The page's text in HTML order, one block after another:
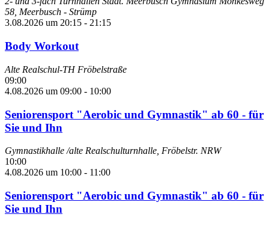
58, Meerbusch - Strümp
3.08.2026 um 20:15 - 21:15
Body Workout
Alte Realschul-TH Fröbelstraße
09:00
4.08.2026 um 09:00 - 10:00
Seniorensport "Aerobic und Gymnastik" ab 60 - für
Sie und Ihn
Gymnastikhalle /alte Realschulturnhalle, Fröbelstr. NRW
10:00
4.08.2026 um 10:00 - 11:00
Seniorensport "Aerobic und Gymnastik" ab 60 - für
Sie und Ihn